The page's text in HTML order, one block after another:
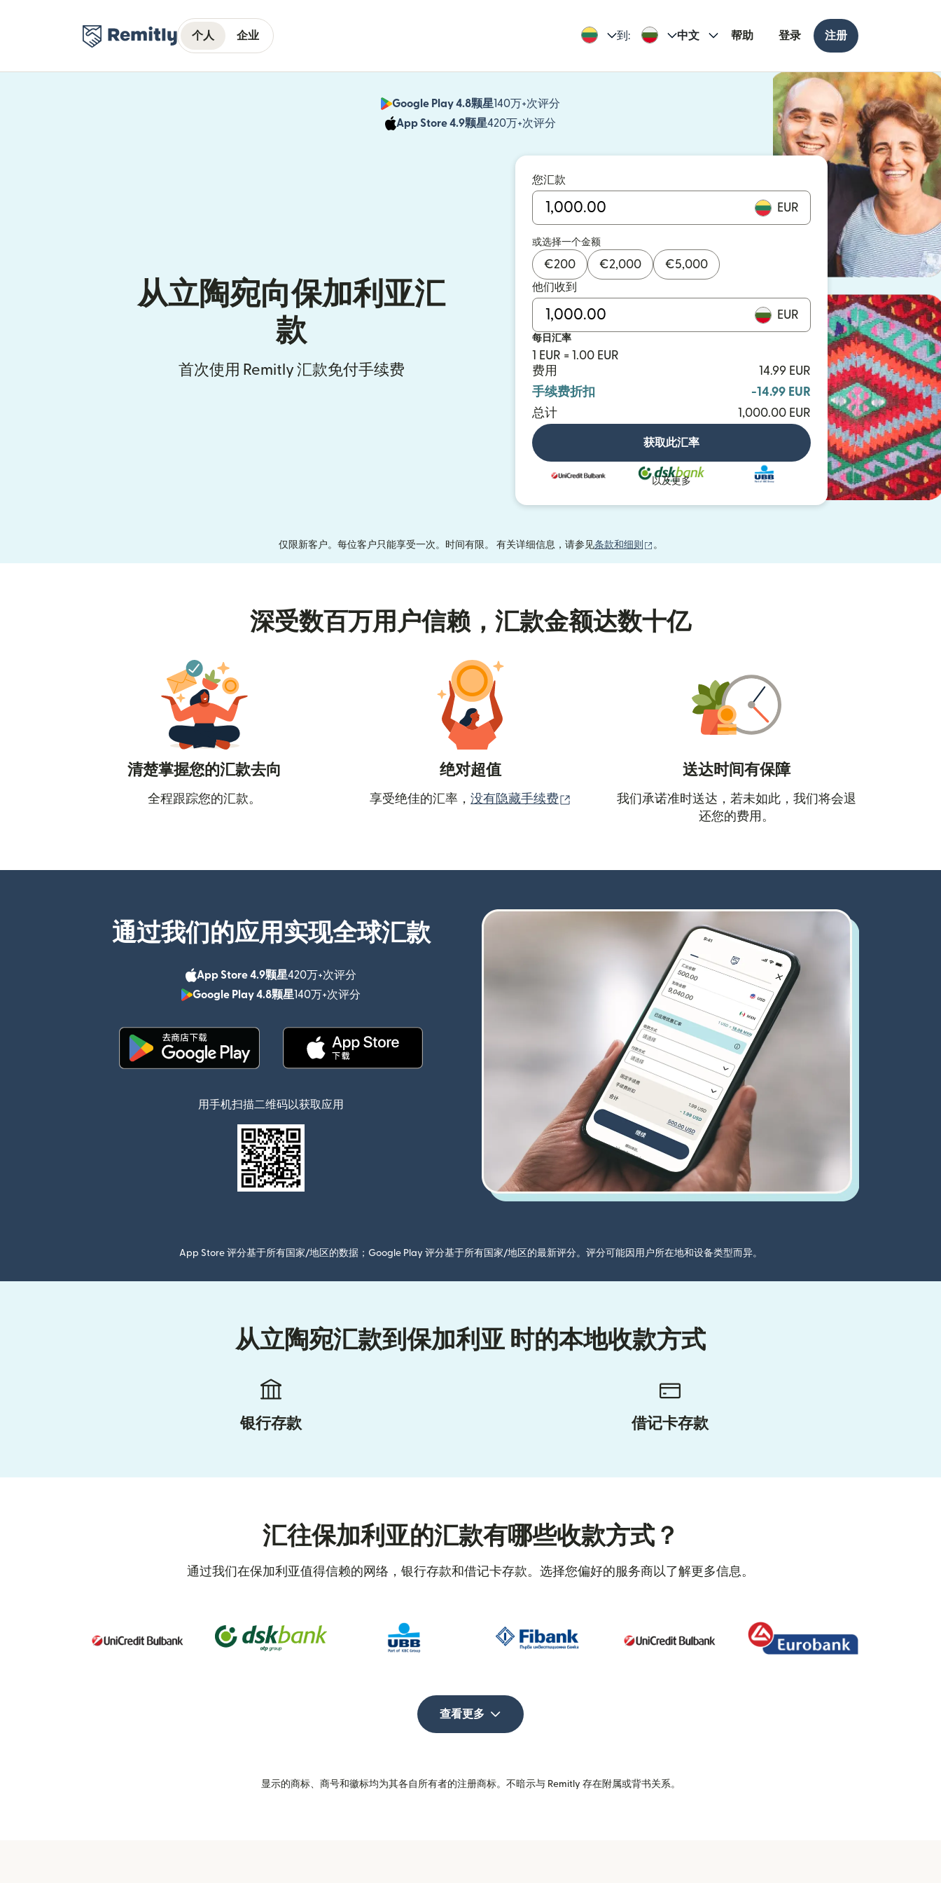
个人 企业 到: 中文 帮助 登录 注册
Google Play 4.8颗星140万+次评分
App Store 4.9颗星420万+次评分
从立陶宛向保加利亚汇
款
首次使用 Remitly 汇款免付手续费
您汇款
EUR
或选择一个金额
€200 €2,000 €5,000
他们收到
EUR
每日汇率
1 EUR = 1.00 EUR
费用
14.99 EUR
手续费折扣
-14.99 EUR
总计
1,000.00 EUR
获取此汇率
以及更多
仅限新客户。每位客户只能享受一次。时间有限。 有关详细信息，请参见条款和细则 （在新窗口中打开）
。
深受数百万用户信赖，汇款金额达数十亿
清楚掌握您的汇款去向
全程跟踪您的汇款。
绝对超值
享受绝佳的汇率， 没有隐藏手续费 （在新窗口中打开）
送达时间有保障
我们承诺准时送达，若未如此，我们将会退
还您的费用。
通过我们的应用实现全球汇款
App Store 4.9颗星420万+次评分
Google Play 4.8颗星140万+次评分
用手机扫描二维码以获取应用
App Store 评分基于所有国家/地区的数据；Google Play 评分基于所有国家/地区的最新评分。评分可能因用户所在地和设备类型而异。
从立陶宛汇款到保加利亚 时的本地收款方式
银行存款 借记卡存款
汇往保加利亚的汇款有哪些收款方式？
通过我们在保加利亚值得信赖的网络，银行存款和借记卡存款。选择您偏好的服务商以了解更多信息。
查看更多
显示的商标、商号和徽标均为其各自所有者的注册商标。不暗示与 Remitly 存在附属或背书关系。